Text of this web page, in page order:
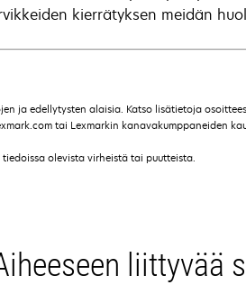
kierrätyksen meidän
ja edellytysten alaisia. Katso lisätietoja
tai Lexmarkin kanavakumppaneiden
olevista virheistä tai puutteista.
liittyvää